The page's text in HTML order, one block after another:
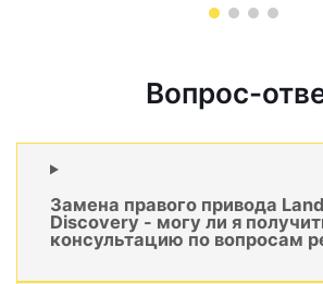
Вопрос-
Замена правого привода
Discovery - могу ли я
консультацию по вопросам